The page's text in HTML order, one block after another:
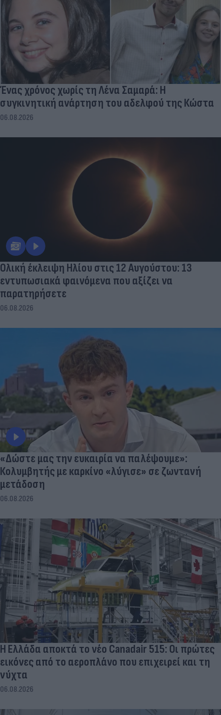
Ένας χρόνος χωρίς τη Λένα Σαμαρά: Η
συγκινητική ανάρτηση του αδελφού της Κώστα
06.08.2026
Ολική έκλειψη Ηλίου στις 12 Αυγούστου: 13
εντυπωσιακά φαινόμενα που αξίζει να
παρατηρήσετε
06.08.2026
«Δώστε μας την ευκαιρία να παλέψουμε»:
Κολυμβητής με καρκίνο «λύγισε» σε ζωντανή
μετάδοση
06.08.2026
Η Ελλάδα αποκτά το νέο Canadair 515: Οι πρώτες
εικόνες από το αεροπλάνο που επιχειρεί και τη
νύχτα
06.08.2026